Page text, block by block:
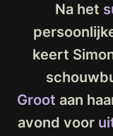
Na het
keert
Groot aan
avond voor